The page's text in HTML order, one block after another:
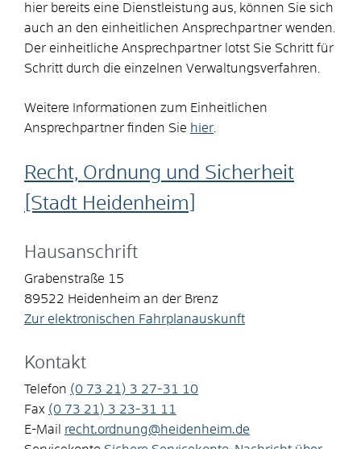
hier bereits eine Dienstleistung aus, können Sie sich
auch an den einheitlichen Ansprechpartner wenden.
Der einheitliche Ansprechpartner lotst Sie Schritt für
Schritt durch die einzelnen Verwaltungsverfahren.
Weitere Informationen zum Einheitlichen
Ansprechpartner finden Sie hier
Recht, Ordnung und Sicherheit
[Stadt Heidenheim]
Hausanschrift
Grabenstraße 15
89522 Heidenheim an der Brenz
Zur elektronischen Fahrplanauskunft
Kontakt
Telefon (0 73 21) 3 27-31
10
Fax (0 73 21) 3 23-31
11
E-Mail
recht.ordnung@heidenheim.de